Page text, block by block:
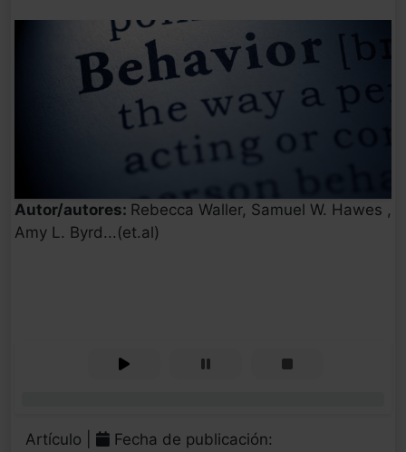
Autor/autores: Rebecca Waller, Samuel W. Hawes ,
Amy L. Byrd...(et.al)
Artículo |
Fecha de publicación: